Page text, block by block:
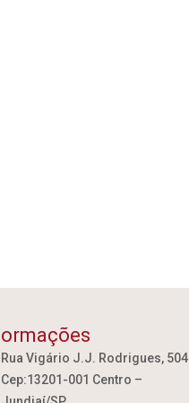
Rua Vigário J.J. Rodrigues, 504
Cep:13201-001 Centro –